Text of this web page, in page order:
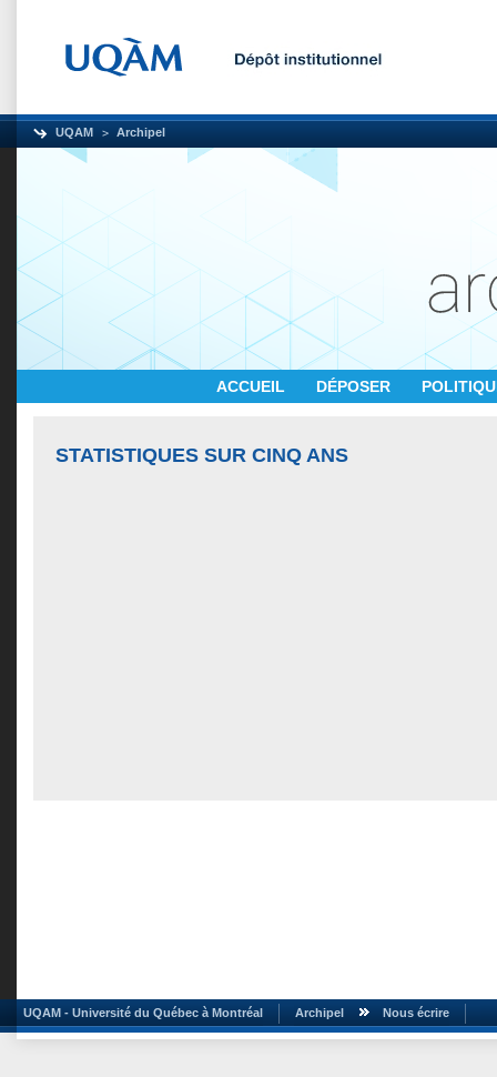
UQAM Archipel
ACCUEIL DÉPOSER
STATISTIQUES SUR CINQ ANS
UQAM - Université du Québec à Montréal Archipel Nous écrire